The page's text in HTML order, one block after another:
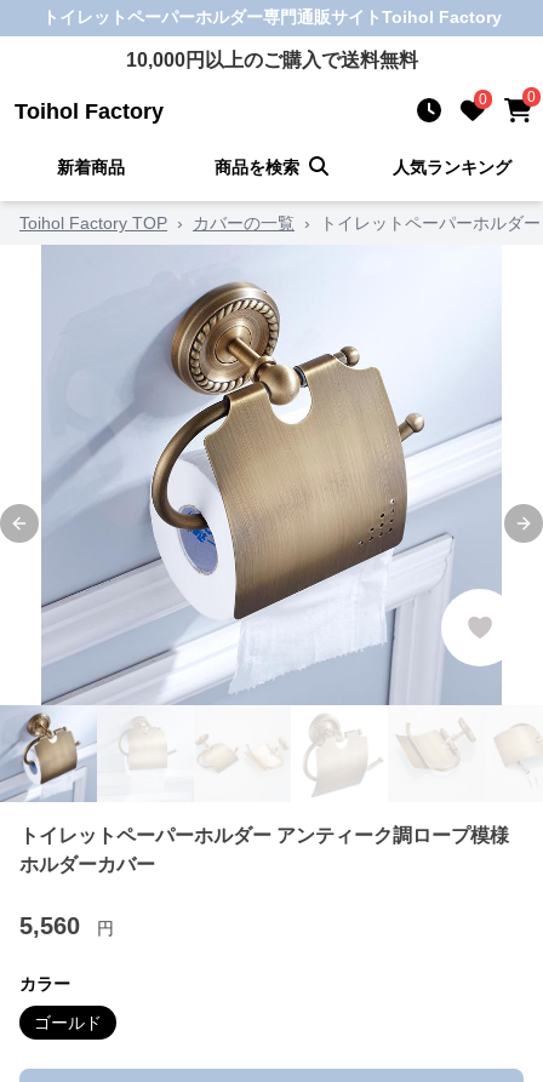
トイレットペーパーホルダー専門通販サイトToihol Factory
10,000円以上のご購入で送料無料
Toihol Factory 0 0
新着商品 商品を検索 人気ランキング
Toihol Factory TOP › カバーの一覧 › トイレットペーパーホルダ
Previous slide
トイレットペーパーホルダー アンティーク調ロープ模様
ホルダーカバー
5,560 円
カラー
ゴールド